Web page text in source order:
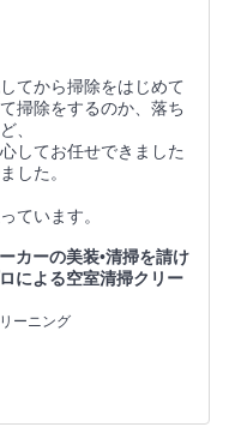
てから掃除をはじめて
掃除をするのか、落ち
、
してお任せできました
した。
ています。
カーの美装•清掃を請け
による空室清掃クリー
ーニング